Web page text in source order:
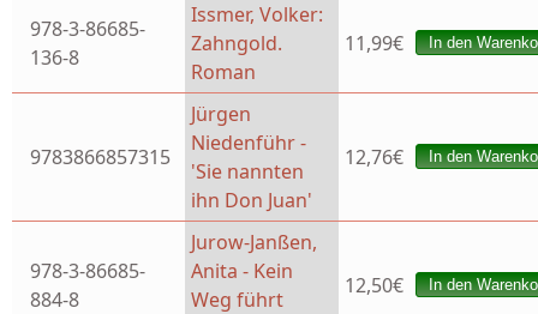
978-3-86685-
136-8
Issmer, Volker:
Zahngold.
Roman
11,99€
9783866857315
Jürgen
Niedenführ -
'Sie nannten
ihn Don Juan'
12,76€
978-3-86685-
884-8
Jurow-Janßen,
Anita - Kein
Weg führt
12,50€